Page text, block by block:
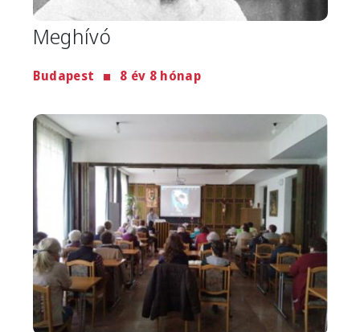
Meghívó
Budapest 8 év 8 hónap
Image